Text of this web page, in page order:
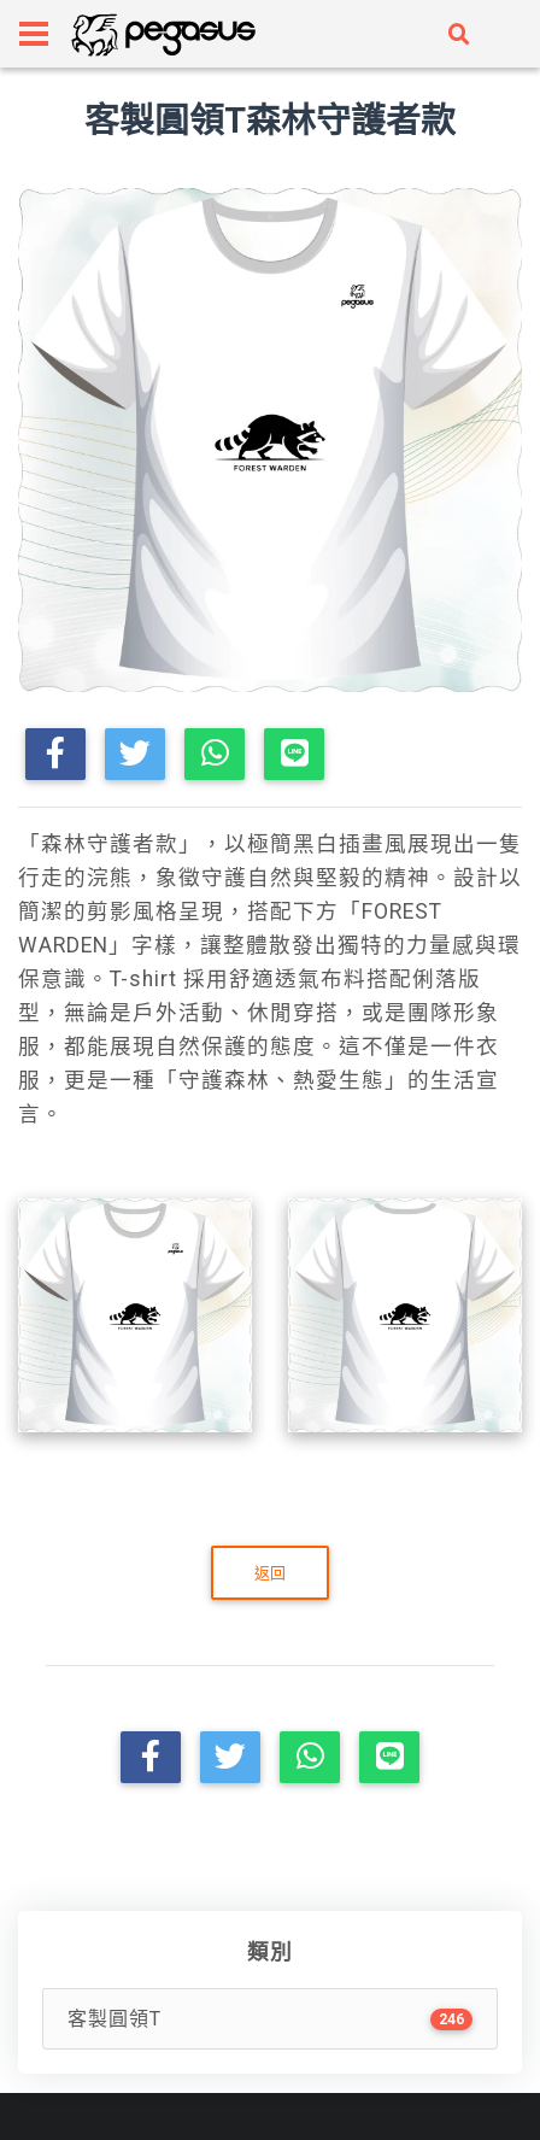
客製圓領T森林守護者款
「森林守護者款」，以極簡黑白插畫風展現出一隻
行走的浣熊，象徵守護自然與堅毅的精神。設計以
簡潔的剪影風格呈現，搭配下方「FOREST
WARDEN」字樣，讓整體散發出獨特的力量感與環
保意識。T-shirt 採用舒適透氣布料搭配俐落版
型，無論是戶外活動、休閒穿搭，或是團隊形象
服，都能展現自然保護的態度。這不僅是一件衣
服，更是一種「守護森林、熱愛生態」的生活宣
言。
返回
類別
客製圓領T 246